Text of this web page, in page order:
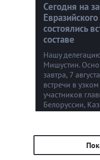
Сегодня на
состоялись
составе
Нашу
Мишустин.
завтра, 7
встречи в
участников
Белоруссии,